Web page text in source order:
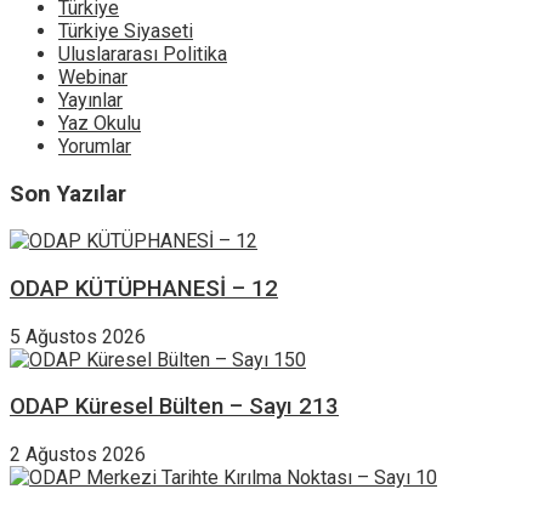
Türkiye
Türkiye Siyaseti
Uluslararası Politika
Webinar
Yayınlar
Yaz Okulu
Yorumlar
Son Yazılar
ODAP KÜTÜPHANESİ – 12
5 Ağustos 2026
ODAP Küresel Bülten – Sayı 213
2 Ağustos 2026